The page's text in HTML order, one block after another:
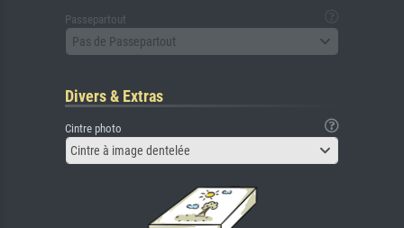
Passepartout
Pas de Passepartout
Divers & Extras
Cintre photo
Cintre à image dentelée